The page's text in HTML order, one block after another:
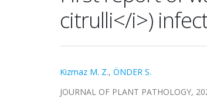
citrulli</i>)
Kizmaz M. Z., ÖNDER S.
JOURNAL OF PLANT PATHOLOGY,